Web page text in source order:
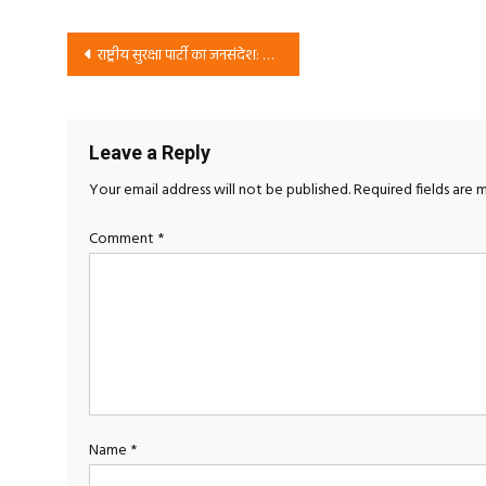
Post
राष्ट्रीय सुरक्षा पार्टी का जनसंदेश: सुरक्षित, सशक्त और समृद्ध भारत के लिए बदलाव का आह्वान
Leave a Reply
Your email address will not be published.Required fields are
Comment *
Name *